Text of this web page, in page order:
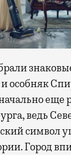
особняк
еще
ведь
символ
Город